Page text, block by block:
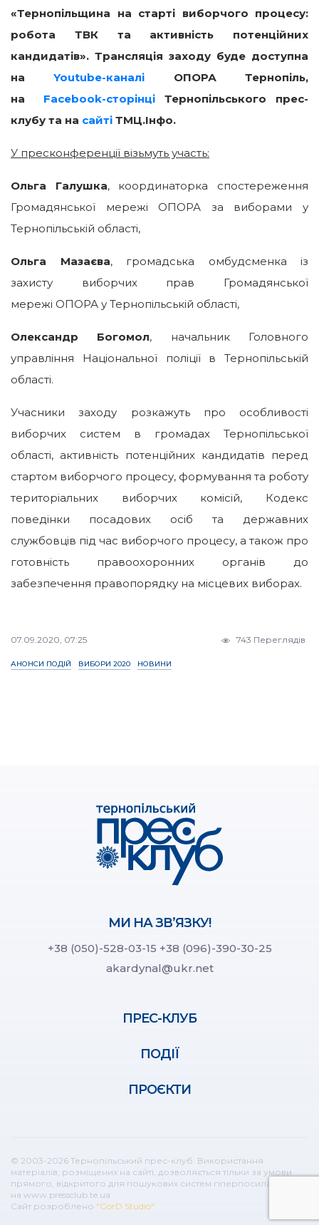
«Тернопільщина на старті виборчого процесу:
робота ТВК та активність потенційних
кандидатів». Трансляція заходу буде доступна
наYoutube-каналі ОПОРА Тернопіль,
на Facebook-сторінці Тернопільського прес-
клубу та на сайті ТМЦ.Інфо.
У пресконференції візьмуть участь:
Ольга Галушка, координаторка спостереження
Громадянської мережі ОПОРА за виборами у
Тернопільській області,
Ольга Мазаєва, громадська омбудсменка із
захисту виборчих прав Громадянської
мережі ОПОРА у Тернопільській області,
Олександр Богомол, начальник Головного
управління Національної поліції в Тернопільській
області.
Учасники заходу розкажуть про особливості
виборчих систем в громадах Тернопільської
області, активність потенційних кандидатів перед
стартом виборчого процесу, формування та роботу
територіальних виборчих комісій, Кодекс
поведінки посадових осіб та державних
службовців під час виборчого процесу, а також про
готовність правоохоронних органів до
забезпечення правопорядку на місцевих виборах.
07.09.2020, 07:25 743 Переглядів
АНОНСИ ПОДІЙ ВИБОРИ 2020 НОВИНИ
МИ НА ЗВ’ЯЗКУ!
+38 (050)-528-03-15 +38 (096)-390-30-25
akardynal@ukr.net
ПРЕС-КЛУБ
ПОДІЇ
ПРОЄКТИ
© 2003-2026 Тернопільський прес-клуб. Використання
матеріалів, розміщених на сайті, дозволяється тільки за умови
прямого, відкритого для пошукових систем гіперпосилання
на www.pressclub.te.ua
Сайт розроблено "GorD Studio"